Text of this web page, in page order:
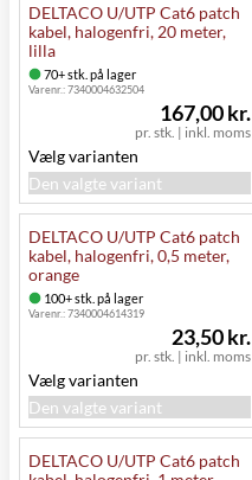
DELTACO U/UTP Cat6 patch
kabel, halogenfri, 20 meter,
lilla
70+ stk. på lager
Varenr.:7340004632504
pr. stk. | inkl. moms
167,00 kr.
Vælg varianten
Den valgte variant
DELTACO U/UTP Cat6 patch
kabel, halogenfri, 0,5 meter,
orange
100+ stk. på lager
Varenr.:7340004614319
pr. stk. | inkl. moms
23,50 kr.
Vælg varianten
Den valgte variant
DELTACO U/UTP Cat6 patch